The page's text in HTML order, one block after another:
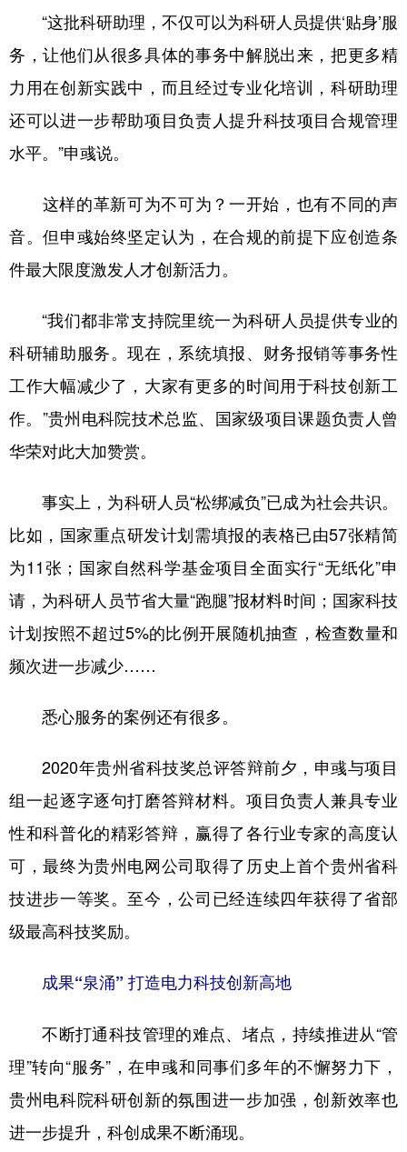
“这批科研助理，不仅可以为科研人员提供‘贴身’服
务，让他们从很多具体的事务中解脱出来，把更多精
力用在创新实践中，而且经过专业化培训，科研助理
还可以进一步帮助项目负责人提升科技项目合规管理
水平。”申彧说。
这样的革新可为不可为？一开始，也有不同的声
音。但申彧始终坚定认为，在合规的前提下应创造条
件最大限度激发人才创新活力。
“我们都非常支持院里统一为科研人员提供专业的
科研辅助服务。现在，系统填报、财务报销等事务性
工作大幅减少了，大家有更多的时间用于科技创新工
作。”贵州电科院技术总监、国家级项目课题负责人曾
华荣对此大加赞赏。
事实上，为科研人员“松绑减负”已成为社会共识。
比如，国家重点研发计划需填报的表格已由57张精简
为11张；国家自然科学基金项目全面实行“无纸化”申
请，为科研人员节省大量“跑腿”报材料时间；国家科技
计划按照不超过5%的比例开展随机抽查，检查数量和
频次进一步减少……
悉心服务的案例还有很多。
2020年贵州省科技奖总评答辩前夕，申彧与项目
组一起逐字逐句打磨答辩材料。项目负责人兼具专业
性和科普化的精彩答辩，赢得了各行业专家的高度认
可，最终为贵州电网公司取得了历史上首个贵州省科
技进步一等奖。至今，公司已经连续四年获得了省部
级最高科技奖励。
成果“泉涌” 打造电力科技创新高地
不断打通科技管理的难点、堵点，持续推进从“管
理”转向“服务”，在申彧和同事们多年的不懈努力下，
贵州电科院科研创新的氛围进一步加强，创新效率也
进一步提升，科创成果不断涌现。